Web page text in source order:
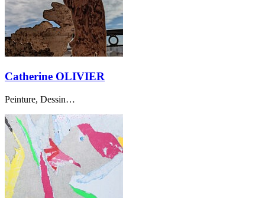
Catherine OLIVIER
Peinture, Dessin…